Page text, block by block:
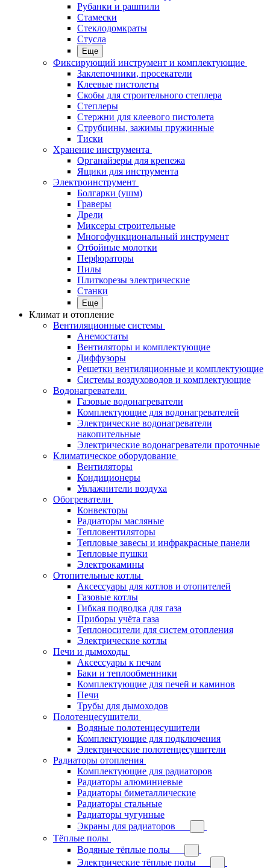
Рубанки и рашпили
Стамески
Стеклодомкраты
Стусла
Еще
Фиксирующий инструмент и комплектующие
Заклепочники, просекатели
Клеевые пистолеты
Скобы для строительного степлера
Степлеры
Стержни для клеевого пистолета
Струбцины, зажимы пружинные
Тиски
Хранение инструмента
Органайзеры для крепежа
Ящики для инструмента
Электроинструмент
Болгарки (ушм)
Граверы
Дрели
Миксеры строительные
Многофункциональный инструмент
Отбойные молотки
Перфораторы
Пилы
Плиткорезы электрические
Станки
Еще
Климат и отопление
Вентиляционные системы
Анемостаты
Вентиляторы и комплектующие
Диффузоры
Решетки вентиляционные и комплектующие
Системы воздуховодов и комплектующие
Водонагреватели
Газовые водонагреватели
Комплектующие для водонагревателей
Электрические водонагреватели
накопительные
Электрические водонагреватели проточные
Климатическое оборудование
Вентиляторы
Кондиционеры
Увлажнители воздуха
Обогреватели
Конвекторы
Радиаторы масляные
Тепловентиляторы
Тепловые завесы и инфракрасные панели
Тепловые пушки
Электрокамины
Отопительные котлы
Аксессуары для котлов и отопителей
Газовые котлы
Гибкая подводка для газа
Приборы учёта газа
Теплоносители для систем отопления
Электрические котлы
Печи и дымоходы
Аксессуары к печам
Баки и теплообменники
Комплектующие для печей и каминов
Печи
Трубы для дымоходов
Полотенцесушители
Водяные полотенцесушители
Комплектующие для подключения
Электрические полотенцесушители
Радиаторы отопления
Комплектующие для радиаторов
Радиаторы алюминиевые
Радиаторы биметаллические
Радиаторы стальные
Радиаторы чугунные
Экраны для радиаторов
Тёплые полы
Водяные тёплые полы
Электрические тёплые полы